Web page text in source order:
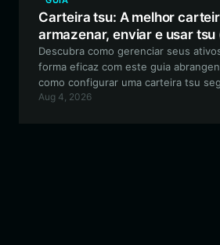
Carteira tsu: A melhor
armazenar, enviar e usar tsu
Descubra como gerenciar seus
forma eficaz com este guia
como configurar uma carteira tsu
Solana usando a Bitget Wallet,
Aug 4, 2026